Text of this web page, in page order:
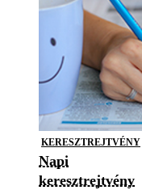
KERESZTREJTVÉNY
Napi
keresztrejtvény